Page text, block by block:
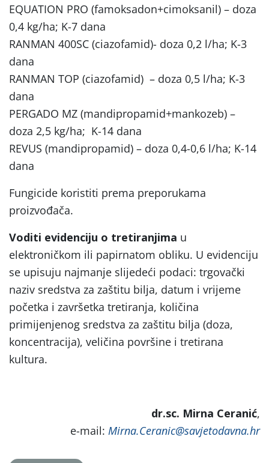
EQUATION PRO (famoksadon+cimoksanil) – doza
0,4 kg/ha; K-7 dana
RANMAN 400SC (ciazofamid)- doza 0,2 l/ha; K-3
dana
RANMAN TOP (ciazofamid) – doza 0,5 l/ha; K-3
dana
PERGADO MZ (mandipropamid+mankozeb) –
doza 2,5 kg/ha; K-14 dana
REVUS (mandipropamid) – doza 0,4-0,6 l/ha; K-14
dana
Fungicide koristiti prema preporukama
proizvođača.
Voditi evidenciju o tretiranjima u
elektroničkom ili papirnatom obliku. U evidenciju
se upisuju najmanje slijedeći podaci: trgovački
naziv sredstva za zaštitu bilja, datum i vrijeme
početka i završetka tretiranja, količina
primijenjenog sredstva za zaštitu bilja (doza,
koncentracija), veličina površine i tretirana
kultura.
dr.sc. Mirna Ceranić,
e-mail: Mirna.Ceranic@savjetodavna.hr